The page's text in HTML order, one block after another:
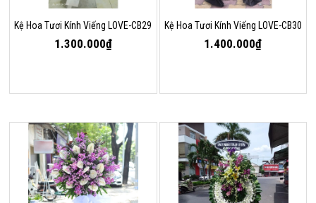
Kệ Hoa Tươi Kính Viếng LOVE-CB29
1.300.000₫
Kệ Hoa Tươi Kính Viếng LOVE-CB30
1.400.000₫